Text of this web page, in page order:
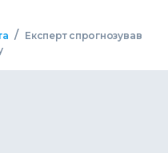
/ Експерт спрогнозував